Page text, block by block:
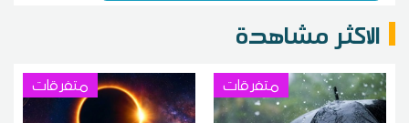
الاكثر مشاهدة
متفرقات متفرقات